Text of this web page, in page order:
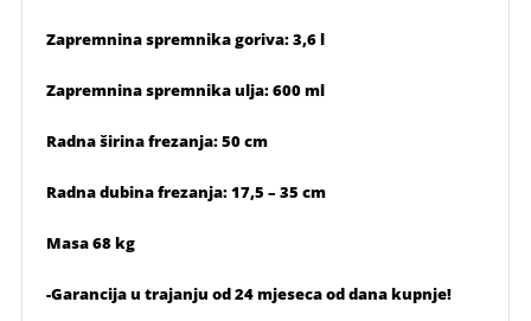
Zapremnina spremnika goriva: 3,6 l
Zapremnina spremnika ulja: 600 ml
Radna širina frezanja: 50 cm
Radna dubina frezanja: 17,5 – 35 cm
Masa 68 kg
-Garancija u trajanju od 24 mjeseca od dana kupnje!